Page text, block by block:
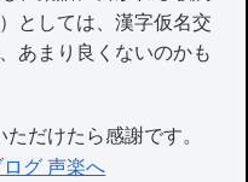
としては、漢字仮名交
あまり良くないのかも
だけたら感謝です。